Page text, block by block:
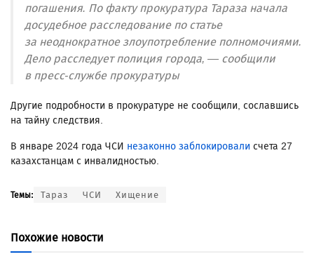
погашения. По факту прокуратура Тараза начала
досудебное расследование по статье
за неоднократное злоупотребление полномочиями.
Дело расследует полиция города, — сообщили
в пресс-службе прокуратуры
Другие подробности в прокуратуре не сообщили, сославшись
на тайну следствия.
В январе 2024 года ЧСИ незаконно заблокировали счета 27
казахстанцам с инвалидностью.
Темы: Тараз ЧСИ Хищение
Похожие новости